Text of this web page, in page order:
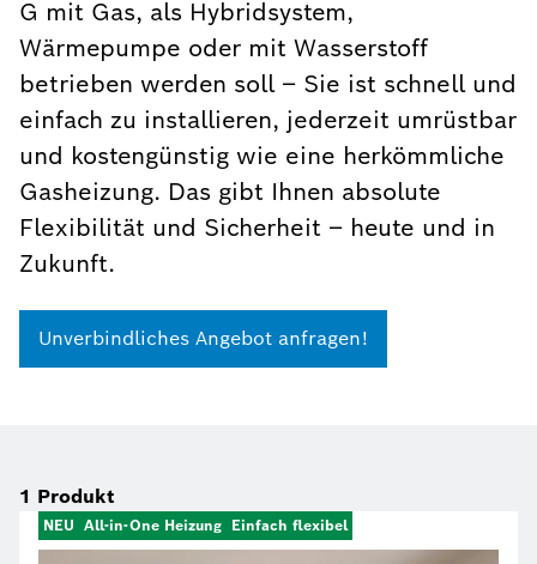
G mit Gas, als Hybridsystem,
Wärmepumpe oder mit Wasserstoff
betrieben werden soll – Sie ist schnell und
einfach zu installieren, jederzeit umrüstbar
und kostengünstig wie eine herkömmliche
Gasheizung. Das gibt Ihnen absolute
Flexibilität und Sicherheit – heute und in
Zukunft.
Unverbindliches Angebot anfragen!
1 Produkt
NEU All-in-One Heizung Einfach flexibel